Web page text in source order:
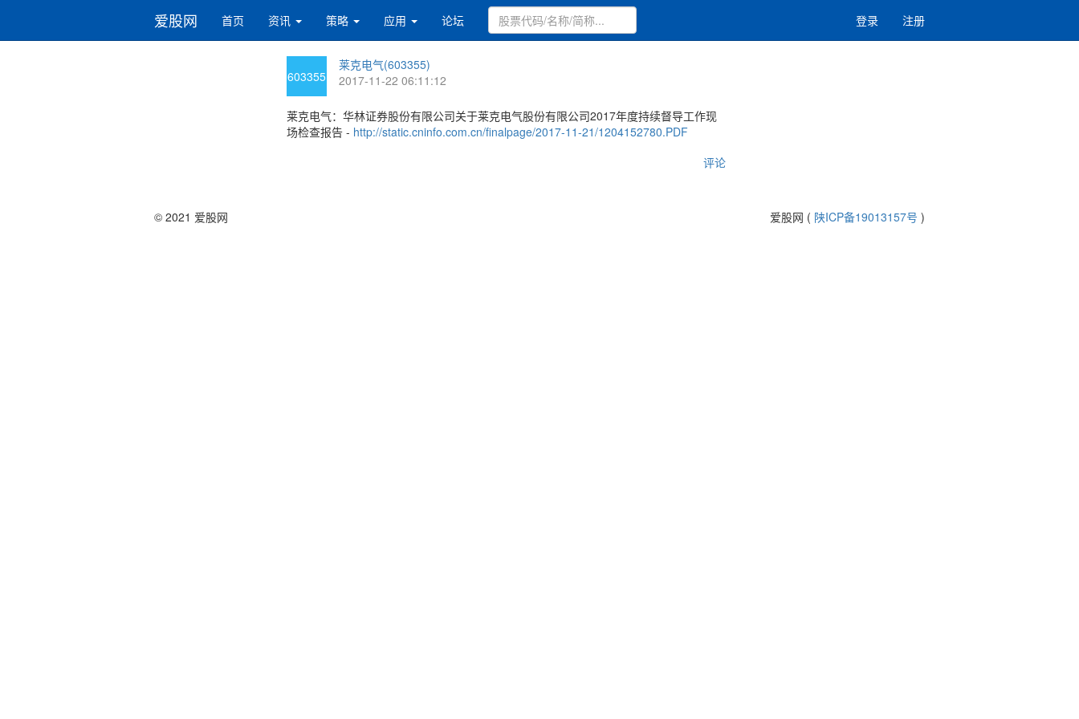
爱股网 首页 资讯 策略 应用 论坛 登录 注册
603355
莱克电气(603355)
2017-11-22 06:11:12
莱克电气：华林证券股份有限公司关于莱克电气股份有限公司2017年度持续督导工作现
场检查报告 - http://static.cninfo.com.cn/finalpage/2017-11-21/1204152780.PDF
评论
© 2021 爱股网 爱股网 ( 陕ICP备19013157号 )